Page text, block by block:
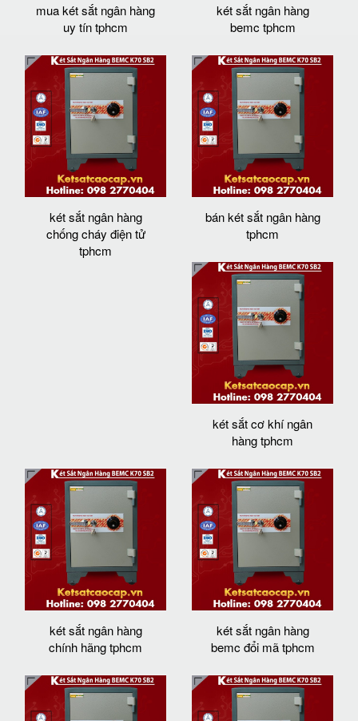
mua két sắt ngân hàng
uy tín tphcm
két sắt ngân hàng
bemc tphcm
két sắt ngân hàng
chống cháy điện tử
tphcm
bán két sắt ngân hàng
tphcm
két sắt cơ khí ngân
hàng tphcm
két sắt ngân hàng
chính hãng tphcm
két sắt ngân hàng
bemc đổi mã tphcm